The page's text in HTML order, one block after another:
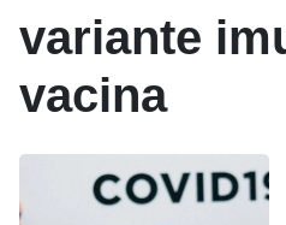
variante
vacina